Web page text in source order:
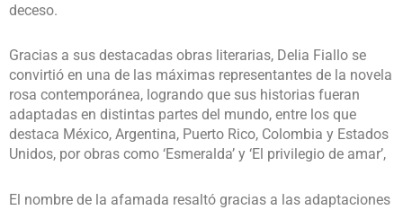
deceso.
Gracias a sus destacadas obras literarias, Delia Fiallo se
convirtió en una de las máximas representantes de la novela
rosa contemporánea, logrando que sus historias fueran
adaptadas en distintas partes del mundo, entre los que
destaca México, Argentina, Puerto Rico, Colombia y Estados
Unidos, por obras como ‘Esmeralda’ y ‘El privilegio de amar’,
El nombre de la afamada resaltó gracias a las adaptaciones